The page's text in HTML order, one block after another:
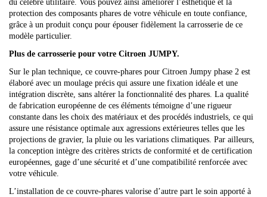
du célèbre utilitaire. Vous pouvez ainsi améliorer l’esthétique et la
protection des composants phares de votre véhicule en toute confiance,
grâce à un produit conçu pour épouser fidèlement la carrosserie de ce
modèle particulier.
Plus de carrosserie pour votre Citroen JUMPY.
Sur le plan technique, ce couvre-phares pour Citroen Jumpy phase 2 est
élaboré avec un moulage précis qui assure une fixation idéale et une
intégration discrète, sans altérer la fonctionnalité des phares. La qualité
de fabrication européenne de ces éléments témoigne d’une rigueur
constante dans les choix des matériaux et des procédés industriels, ce qui
assure une résistance optimale aux agressions extérieures telles que les
projections de gravier, la pluie ou les variations climatiques. Par ailleurs,
la conception intègre des critères stricts de conformité et de certification
européennes, gage d’une sécurité et d’une compatibilité renforcée avec
votre véhicule.
L’installation de ce couvre-phares valorise d’autre part le soin apporté à